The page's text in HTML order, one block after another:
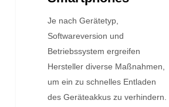
Je nach Gerätetyp,
Softwareversion und
Betriebssystem ergreifen
Hersteller diverse Maßnahmen,
um ein zu schnelles Entladen
des Geräteakkus zu verhindern.